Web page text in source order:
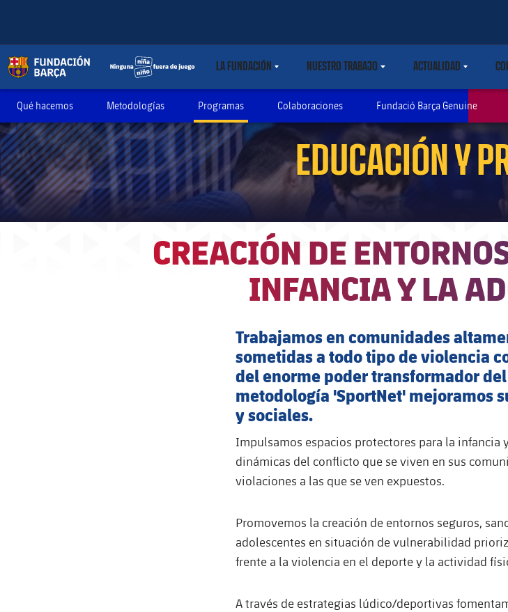
LA FUNDACIÓNLABEL.SHARE.CARETDOWN
NUESTRO TRABAJOLABEL.SHARE.CARETDOWN
ACTUALIDAD
Qué hacemos Metodologías Programas Colaboraciones Fundació Barça Genuine
EDUCACIÓN Y
CREACIÓN DE
INFANCIA Y LA
Trabajamos en comunidades
sometidas a todo tipo de violencia
del enorme poder transformador
metodología 'SportNet' mejoramos
y sociales.
Impulsamos espacios protectores para la infancia
dinámicas del conflicto que se viven en sus
violaciones a las que se ven expuestos.
Promovemos la creación de entornos seguros,
adolescentes en situación de vulnerabilidad
frente a la violencia en el deporte y la actividad
A través de estrategias lúdico/deportivas